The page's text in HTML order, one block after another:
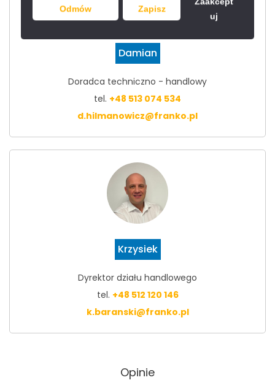
Odmów Zapisz
uj
Damian
Doradca techniczno - handlowy
tel. +48 513 074 534
d.hilmanowicz@franko.pl
Krzysiek
Dyrektor działu handlowego
tel. +48 512 120 146
k.baranski@franko.pl
Opinie